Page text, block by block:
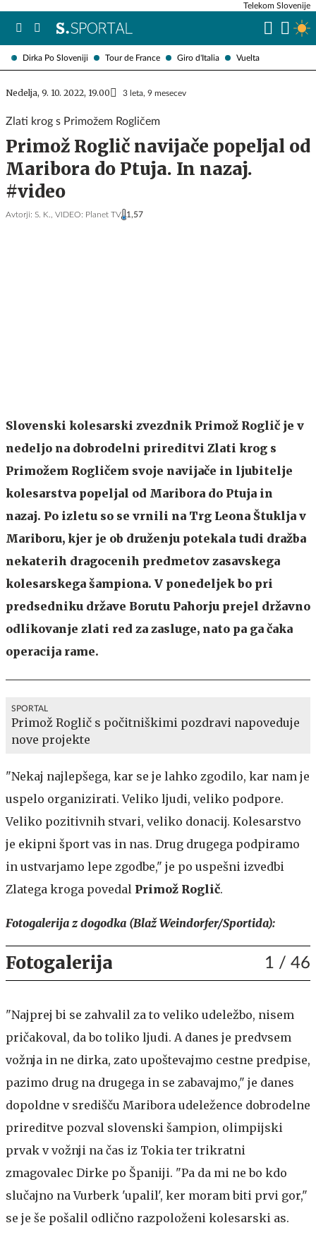
Dirka Po Sloveniji Tour de France Giro d'Italia Vuelta
Telekom Slovenije
Nedelja, 9. 10. 2022, 19.00 3 leta, 9 mesecev
Zlati krog s Primožem Rogličem
Primož Roglič navijače popeljal od
Maribora do Ptuja. In nazaj.
#video
Avtorji: S. K., VIDEO: Planet TV 1,57
Slovenski kolesarski zvezdnik Primož Roglič je v
nedeljo na dobrodelni prireditvi Zlati krog s
Primožem Rogličem svoje navijače in ljubitelje
kolesarstva popeljal od Maribora do Ptuja in
nazaj. Po izletu so se vrnili na Trg Leona Štuklja v
Mariboru, kjer je ob druženju potekala tudi dražba
nekaterih dragocenih predmetov zasavskega
kolesarskega šampiona. V ponedeljek bo pri
predsedniku države Borutu Pahorju prejel državno
odlikovanje zlati red za zasluge, nato pa ga čaka
operacija rame.
SPORTAL
Primož Roglič s počitniškimi pozdravi napoveduje
nove projekte
"Nekaj najlepšega, kar se je lahko zgodilo, kar nam je
uspelo organizirati. Veliko ljudi, veliko podpore.
Veliko pozitivnih stvari, veliko donacij. Kolesarstvo
je ekipni šport vas in nas. Drug drugega podpiramo
in ustvarjamo lepe zgodbe," je po uspešni izvedbi
Zlatega kroga povedal Primož Roglič.
Fotogalerija z dogodka (Blaž Weindorfer/Sportida):
Fotogalerija 1 / 46
"Najprej bi se zahvalil za to veliko udeležbo, nisem
pričakoval, da bo toliko ljudi. A danes je predvsem
vožnja in ne dirka, zato upoštevajmo cestne predpise,
pazimo drug na drugega in se zabavajmo," je danes
dopoldne v središču Maribora udeležence dobrodelne
prireditve pozval slovenski šampion, olimpijski
prvak v vožnji na čas iz Tokia ter trikratni
zmagovalec Dirke po Španiji. "Pa da mi ne bo kdo
slučajno na Vurberk 'upalil', ker moram biti prvi gor,"
se je še pošalil odlično razpoloženi kolesarski as.